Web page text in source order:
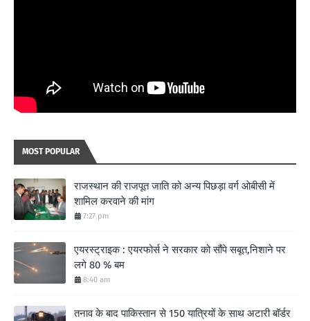
MOST POPULAR
राजस्थान की राजपूत जाति को अन्य पिछड़ा वर्ग ओबीसी में
शामिल करवाने की मांग
7:27 pm
एयरस्ट्राइक : एयरफोर्स ने सरकार को सौंपे सबूत,निशाने पर
लगे 80 % बम
8:40 am
तनाव के बाद पाकिस्तान से 150 यात्रियों के साथ अटारी बॉर्डर